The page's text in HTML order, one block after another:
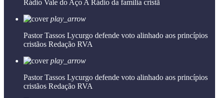
Rádio Vale do Aço A Rádio da familia cristã
play_arrow
Pastor Tassos Lycurgo defende voto alinhado aos princípios
cristãos Redação RVA
play_arrow
Pastor Tassos Lycurgo defende voto alinhado aos princípios
cristãos Redação RVA